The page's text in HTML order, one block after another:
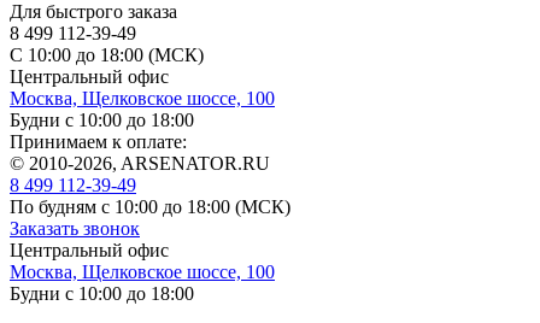
Для быстрого заказа
8 499 112-39-49
С 10:00 до 18:00 (МСК)
Центральный офис
Москва, Щелковское шоссе, 100
Будни с 10:00 до 18:00
Принимаем к оплате:
© 2010-2026, ARSENATOR.RU
8 499 112-39-49
По будням с 10:00 до 18:00 (МСК)
Заказать звонок
Центральный офис
Москва, Щелковское шоссе, 100
Будни с 10:00 до 18:00